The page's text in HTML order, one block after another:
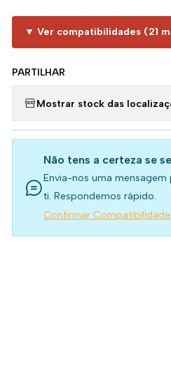
▼ Ver compatibilidades (21
PARTILHAR
Mostrar stock das
Não tens a certeza se
Envia-nos uma
ti. Respondemos rápido.
Confirmar Compatibilidade